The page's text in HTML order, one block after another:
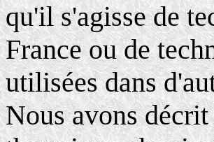
qu'il s'agisse de
France ou de
utilisées dans
Nous avons